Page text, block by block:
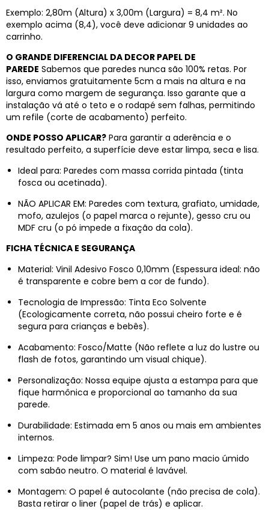
Exemplo: 2,80m (Altura) x 3,00m (Largura) = 8,4 m². No
exemplo acima (8,4), você deve adicionar 9 unidades ao
carrinho.
O GRANDE DIFERENCIAL DA DECOR PAPEL DE
PAREDE Sabemos que paredes nunca são 100% retas. Por
isso, enviamos gratuitamente 5cm a mais na altura e na
largura como margem de segurança. Isso garante que a
instalação vá até o teto e o rodapé sem falhas, permitindo
um refile (corte de acabamento) perfeito.
ONDE POSSO APLICAR? Para garantir a aderência e o
resultado perfeito, a superfície deve estar limpa, seca e lisa.
Ideal para: Paredes com massa corrida pintada (tinta
fosca ou acetinada).
NÃO APLICAR EM: Paredes com textura, grafiato, umidade,
mofo, azulejos (o papel marca o rejunte), gesso cru ou
MDF cru (o pó impede a fixação da cola).
FICHA TÉCNICA E SEGURANÇA
Material: Vinil Adesivo Fosco 0,10mm (Espessura ideal: não
é transparente e cobre bem a cor de fundo).
Tecnologia de Impressão: Tinta Eco Solvente
(Ecologicamente correta, não possui cheiro forte e é
segura para crianças e bebês).
Acabamento: Fosco/Matte (Não reflete a luz do lustre ou
flash de fotos, garantindo um visual chique).
Personalização: Nossa equipe ajusta a estampa para que
fique harmônica e proporcional ao tamanho da sua
parede.
Durabilidade: Estimada em 5 anos ou mais em ambientes
internos.
Limpeza: Pode limpar? Sim! Use um pano macio úmido
com sabão neutro. O material é lavável.
Montagem: O papel é autocolante (não precisa de cola).
Basta retirar o liner (papel de trás) e aplicar.